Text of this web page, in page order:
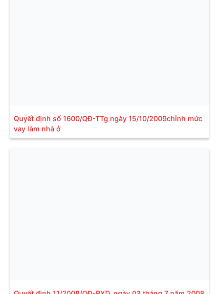
Quyết định số 1600/QĐ-TTg ngày 15/10/2009chỉnh mức
vay làm nhà ở